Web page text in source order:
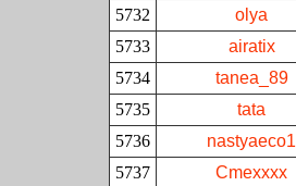
5732
olya
5733
airatix
5734
tanea_89
5735
tata
5736
nastyaeco1
5737
Cmexxxx